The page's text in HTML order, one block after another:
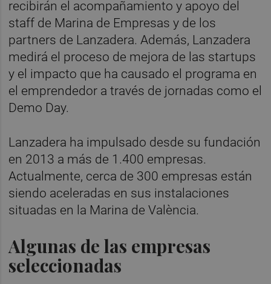
recibirán el acompañamiento y apoyo del
staff de Marina de Empresas y de los
partners de Lanzadera. Además, Lanzadera
medirá el proceso de mejora de las startups
y el impacto que ha causado el programa en
el emprendedor a través de jornadas como el
Demo Day.
Lanzadera ha impulsado desde su fundación
en 2013 a más de 1.400 empresas.
Actualmente, cerca de 300 empresas están
siendo aceleradas en sus instalaciones
situadas en la Marina de València.
Algunas de las empresas
seleccionadas